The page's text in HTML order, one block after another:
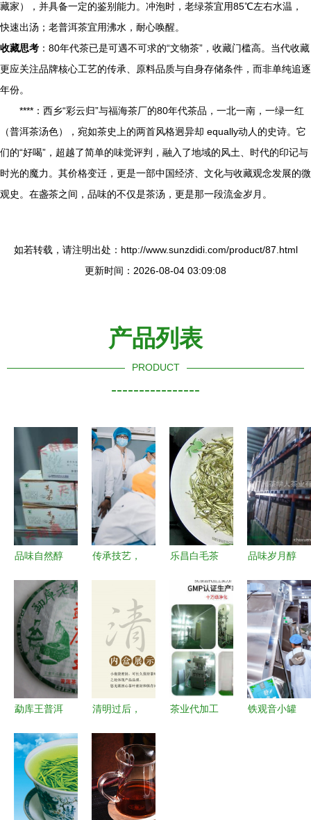
藏家），并具备一定的鉴别能力。冲泡时，老绿茶宜用85℃左右水温，
快速出汤；老普洱茶宜用沸水，耐心唤醒。
收藏思考 ：80年代茶已是可遇不可求的“文物茶”，收藏门槛高。当代收藏
更应关注品牌核心工艺的传承、原料品质与自身存储条件，而非单纯追逐
年份。
****：西乡“彩云归”与福海茶厂的80年代茶品，一北一南，一绿一红
（普洱茶汤色），宛如茶史上的两首风格迥异却 equally动人的史诗。它
们的“好喝”，超越了简单的味觉评判，融入了地域的风土、时代的印记与
时光的魔力。其价格变迁，更是一部中国经济、文化与收藏观念发展的微
观史。在盏茶之间，品味的不仅是茶汤，更是那一段流金岁月。
如若转载，请注明出处：http://www.sunzdidi.com/product/87.html
更新时间：2026-08-04 03:09:08
产品列表
PRODUCT
----------------
品味自然醇
特苦荞茶的
生产与供应
价值
传承技艺，
混沌大学创
新商学院黄
山寻味现代
派小罐茶
乐昌白毛茶
芽尖珍宝与
农人匠心
品味岁月醇
学人茶业
2012云南
七级普洱散
茶选购指南
勐库王普洱
饼 清真品
质与批发优
势探析
清明过后，
获清醒｜武
夷馆一物等
归人心事
茶业代加工
铁观音小罐